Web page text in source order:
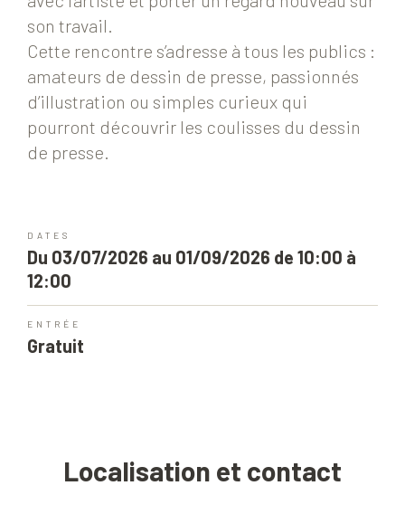
son travail.
Cette rencontre s’adresse à tous les publics :
amateurs de dessin de presse, passionnés
d’illustration ou simples curieux qui
pourront découvrir les coulisses du dessin
de presse.
DATES
Du 03/07/2026 au 01/09/2026 de 10:00 à
12:00
ENTRÉE
Gratuit
Localisation et contact